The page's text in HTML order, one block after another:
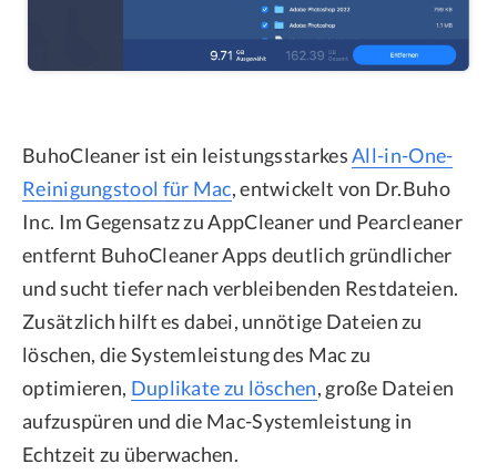
BuhoCleaner ist ein leistungsstarkesAll-in-One-
Reinigungstool für Mac, entwickelt von Dr.Buho
Inc. Im Gegensatz zu AppCleaner und Pearcleaner
entfernt BuhoCleaner Apps deutlich gründlicher
und sucht tiefer nach verbleibenden Restdateien.
Zusätzlich hilft es dabei, unnötige Dateien zu
löschen, die Systemleistung des Mac zu
optimieren, Duplikate zu löschen, große Dateien
aufzuspüren und die Mac-Systemleistung in
Echtzeit zu überwachen.